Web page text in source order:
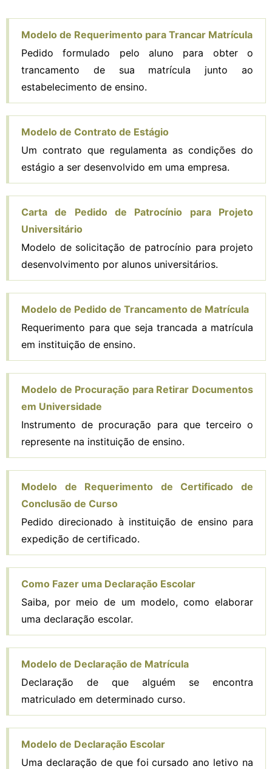
Modelo de Requerimento para Trancar Matrícula
Pedido formulado pelo aluno para obter o
trancamento de sua matrícula junto ao
estabelecimento de ensino.
Modelo de Contrato de Estágio
Um contrato que regulamenta as condições do
estágio a ser desenvolvido em uma empresa.
Carta de Pedido de Patrocínio para Projeto
Universitário
Modelo de solicitação de patrocínio para projeto
desenvolvimento por alunos universitários.
Modelo de Pedido de Trancamento de Matrícula
Requerimento para que seja trancada a matrícula
em instituição de ensino.
Modelo de Procuração para Retirar Documentos
em Universidade
Instrumento de procuração para que terceiro o
represente na instituição de ensino.
Modelo de Requerimento de Certificado de
Conclusão de Curso
Pedido direcionado à instituição de ensino para
expedição de certificado.
Como Fazer uma Declaração Escolar
Saiba, por meio de um modelo, como elaborar
uma declaração escolar.
Modelo de Declaração de Matrícula
Declaração de que alguém se encontra
matriculado em determinado curso.
Modelo de Declaração Escolar
Uma declaração de que foi cursado ano letivo na